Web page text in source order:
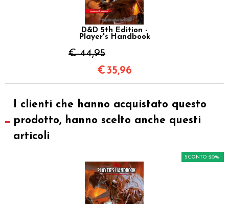
D&D 5th Edition -
Player's Handbook
€ 44,95
€35,96
I clienti che hanno acquistato questo
prodotto, hanno scelto anche questi
articoli
SCONTO 20%